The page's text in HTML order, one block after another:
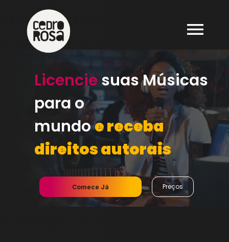
Licenciesuas Músicas
para o
mundoe receba
direitos autorais
Comece Já Preços